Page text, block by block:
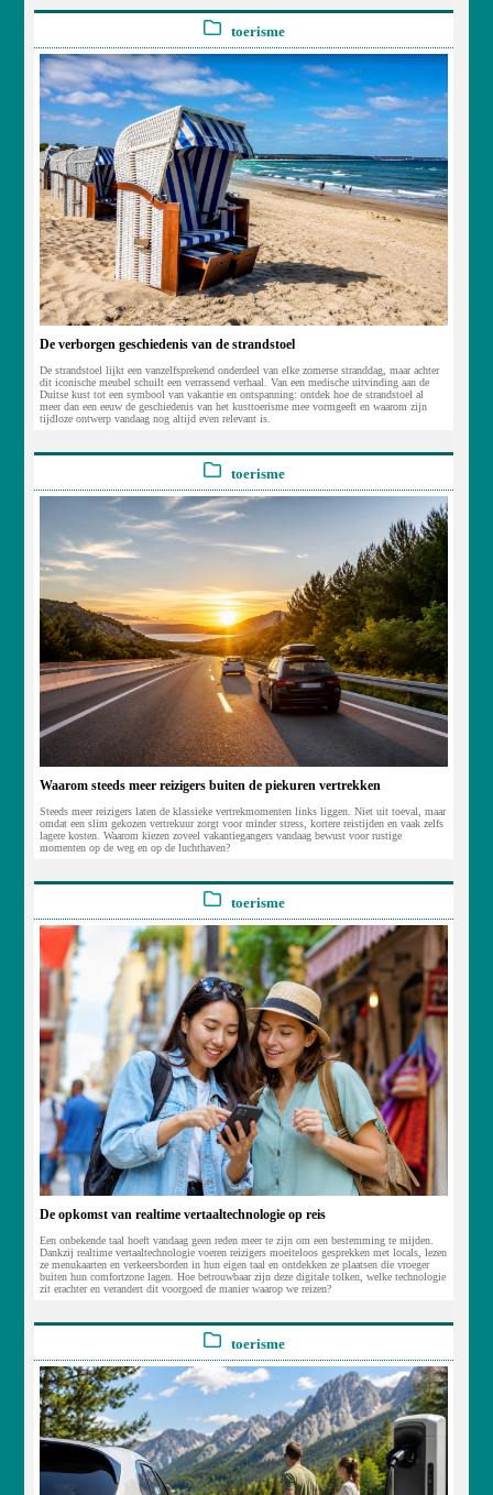
toerisme
De verborgen geschiedenis van de strandstoel
De strandstoel lijkt een vanzelfsprekend onderdeel van elke zomerse stranddag, maar achter
dit iconische meubel schuilt een verrassend verhaal. Van een medische uitvinding aan de
Duitse kust tot een symbool van vakantie en ontspanning: ontdek hoe de strandstoel al
meer dan een eeuw de geschiedenis van het kusttoerisme mee vormgeeft en waarom zijn
tijdloze ontwerp vandaag nog altijd even relevant is.
toerisme
Waarom steeds meer reizigers buiten de piekuren vertrekken
Steeds meer reizigers laten de klassieke vertrekmomenten links liggen. Niet uit toeval, maar
omdat een slim gekozen vertrekuur zorgt voor minder stress, kortere reistijden en vaak zelfs
lagere kosten. Waarom kiezen zoveel vakantiegangers vandaag bewust voor rustige
momenten op de weg en op de luchthaven?
toerisme
De opkomst van realtime vertaaltechnologie op reis
Een onbekende taal hoeft vandaag geen reden meer te zijn om een bestemming te mijden.
Dankzij realtime vertaaltechnologie voeren reizigers moeiteloos gesprekken met locals, lezen
ze menukaarten en verkeersborden in hun eigen taal en ontdekken ze plaatsen die vroeger
buiten hun comfortzone lagen. Hoe betrouwbaar zijn deze digitale tolken, welke technologie
zit erachter en verandert dit voorgoed de manier waarop we reizen?
toerisme